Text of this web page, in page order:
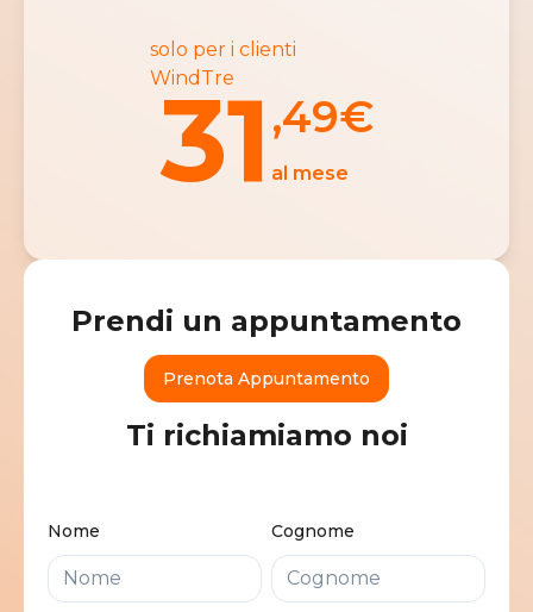
solo per i clienti
WindTre
31 ,49€
al mese
Prendi un appuntamento
Prenota Appuntamento
Ti richiamiamo noi
Nome Cognome